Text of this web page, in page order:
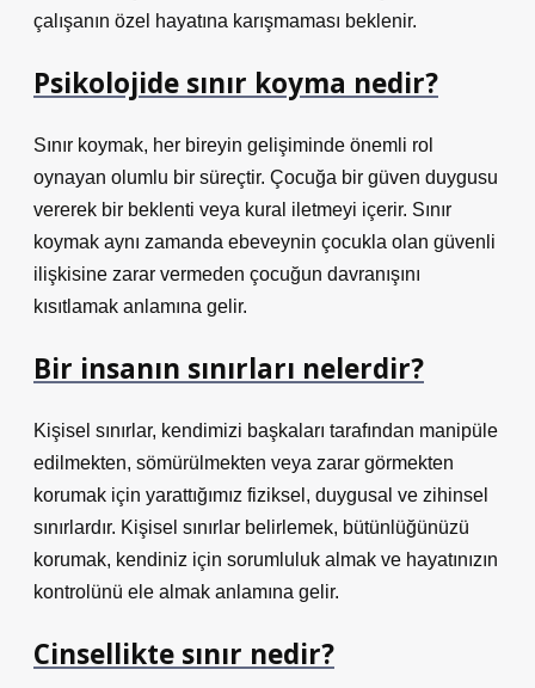
çalışanın özel hayatına karışmaması beklenir.
Psikolojide sınır koyma nedir?
Sınır koymak, her bireyin gelişiminde önemli rol
oynayan olumlu bir süreçtir. Çocuğa bir güven duygusu
vererek bir beklenti veya kural iletmeyi içerir. Sınır
koymak aynı zamanda ebeveynin çocukla olan güvenli
ilişkisine zarar vermeden çocuğun davranışını
kısıtlamak anlamına gelir.
Bir insanın sınırları nelerdir?
Kişisel sınırlar, kendimizi başkaları tarafından manipüle
edilmekten, sömürülmekten veya zarar görmekten
korumak için yarattığımız fiziksel, duygusal ve zihinsel
sınırlardır. Kişisel sınırlar belirlemek, bütünlüğünüzü
korumak, kendiniz için sorumluluk almak ve hayatınızın
kontrolünü ele almak anlamına gelir.
Cinsellikte sınır nedir?